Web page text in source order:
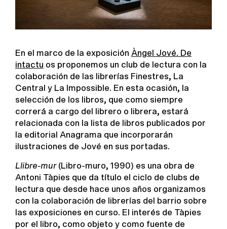
En el marco de la exposición Àngel Jové. De
intactu os proponemos un club de lectura con la
colaboración de las librerías Finestres, La
Central y La Impossible. En esta ocasión, la
selección de los libros, que como siempre
correrá a cargo del librero o librera, estará
relacionada con la lista de libros publicados por
la editorial Anagrama que incorporarán
ilustraciones de Jové en sus portadas.
Llibre-mur (Libro-muro, 1990) es una obra de
Antoni Tàpies que da título el ciclo de clubs de
lectura que desde hace unos años organizamos
con la colaboración de librerías del barrio sobre
las exposiciones en curso. El interés de Tàpies
por el libro, como objeto y como fuente de